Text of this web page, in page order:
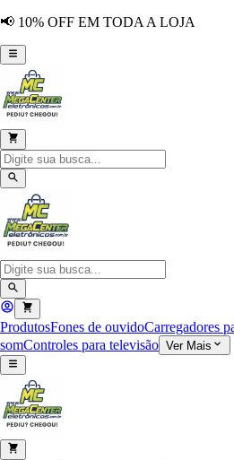
📢 10% OFF EM TODA A LOJA
ProdutosFones de ouvidoCarregadores
somControles para televisão Ver Mais